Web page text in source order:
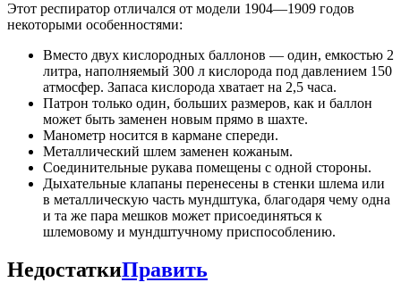
Этот респиратор отличался от модели 1904—1909 годов
некоторыми особенностями:
Вместо двух кислородных баллонов — один, емкостью 2
литра, наполняемый 300 л кислорода под давлением 150
атмосфер. Запаса кислорода хватает на 2,5 часа.
Патрон только один, больших размеров, как и баллон
может быть заменен новым прямо в шахте.
Манометр носится в кармане спереди.
Металлический шлем заменен кожаным.
Соединительные рукава помещены с одной стороны.
Дыхательные клапаны перенесены в стенки шлема или
в металлическую часть мундштука, благодаря чему одна
и та же пара мешков может присоединяться к
шлемовому и мундштучному приспособлению.
НедостаткиПравить